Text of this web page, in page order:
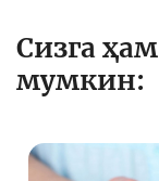
Сизга
мумкин: